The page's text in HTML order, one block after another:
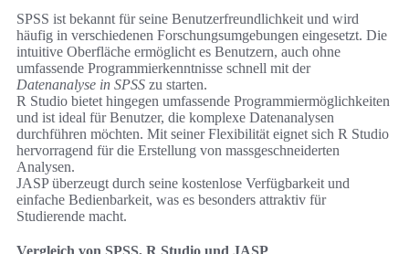
SPSS ist bekannt für seine Benutzerfreundlichkeit und wird
häufig in verschiedenen Forschungsumgebungen eingesetzt. Die
intuitive Oberfläche ermöglicht es Benutzern, auch ohne
umfassende Programmierkenntnisse schnell mit der
Datenanalyse in SPSS zu starten.
R Studio bietet hingegen umfassende Programmiermöglichkeiten
und ist ideal für Benutzer, die komplexe Datenanalysen
durchführen möchten. Mit seiner Flexibilität eignet sich R Studio
hervorragend für die Erstellung von massgeschneiderten
Analysen.
JASP überzeugt durch seine kostenlose Verfügbarkeit und
einfache Bedienbarkeit, was es besonders attraktiv für
Studierende macht.